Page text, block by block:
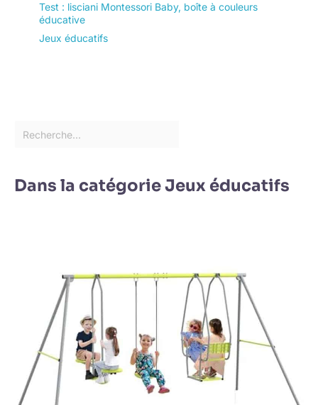
Test : lisciani Montessori Baby, boîte à couleurs
éducative
Jeux éducatifs
Dans la catégorie Jeux éducatifs